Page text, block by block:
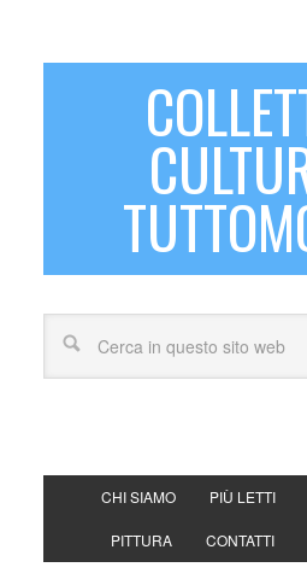
CHI SIAMO PIÙ LETTI
PITTURA CONTATTI